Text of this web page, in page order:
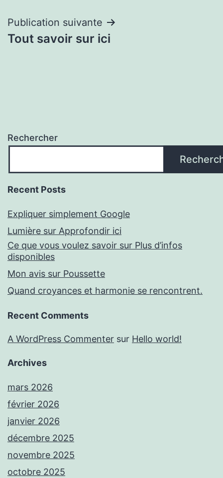
l’article
Publication suivante
Tout savoir sur ici
Rechercher
Recent Posts
Expliquer simplement Google
Lumière sur Approfondir ici
Ce que vous voulez savoir sur Plus d’infos
disponibles
Mon avis sur Poussette
Quand croyances et harmonie se rencontrent.
Recent Comments
A WordPress Commenter sur Hello world!
Archives
mars 2026
février 2026
janvier 2026
décembre 2025
novembre 2025
octobre 2025